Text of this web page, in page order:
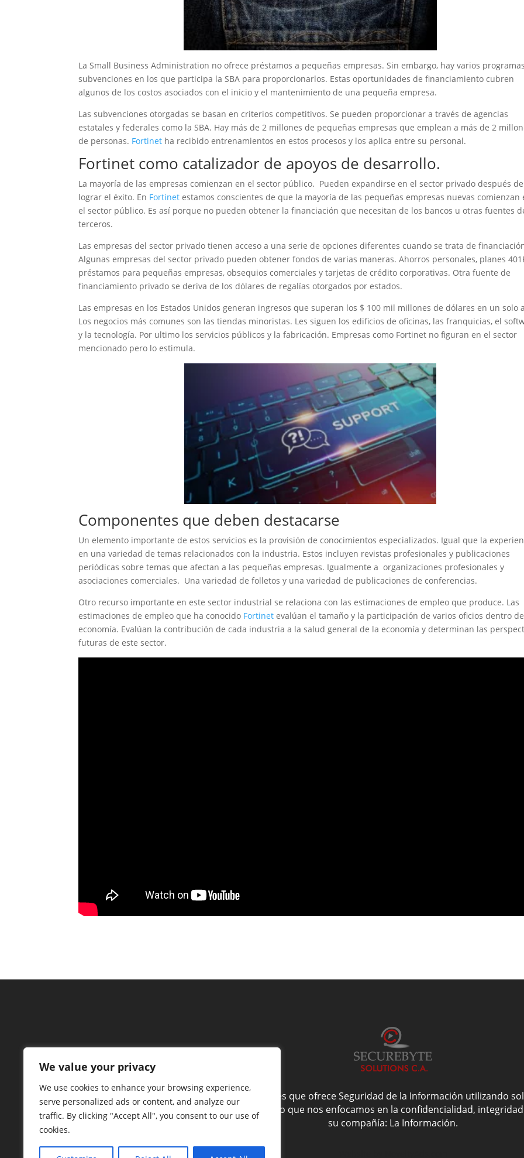
We value your privacy
We use cookies to enhance your browsing experience,
serve personalized ads or content, and analyze our
traffic. By clicking "Accept All", you consent to our use of
cookies.
La Small Business Administration no ofrece préstamos a pequeñas empresas. Sin embargo, hay varios
subvenciones en los que participa la SBA para proporcionarlos. Estas oportunidades de financiamiento cubren
algunos de los costos asociados con el inicio y el mantenimiento de una pequeña empresa.
Las subvenciones otorgadas se basan en criterios competitivos. Se pueden proporcionar a través de agencias
estatales y federales como la SBA. Hay más de 2 millones de pequeñas empresas que emplean a más de 2
de personas. Fortinet ha recibido entrenamientos en estos procesos y los aplica entre su personal.
Fortinet como catalizador de apoyos de desarrollo.
La mayoría de las empresas comienzan en el sector público. Pueden expandirse en el sector privado después de
lograr el éxito. En Fortinet estamos conscientes de que la mayoría de las pequeñas empresas nuevas comienzan
el sector público. Es así porque no pueden obtener la financiación que necesitan de los bancos u otras fuentes
terceros.
Las empresas del sector privado tienen acceso a una serie de opciones diferentes cuando se trata de
Algunas empresas del sector privado pueden obtener fondos de varias maneras. Ahorros personales, planes
préstamos para pequeñas empresas, obsequios comerciales y tarjetas de crédito corporativas. Otra fuente de
financiamiento privado se deriva de los dólares de regalías otorgados por estados.
Las empresas en los Estados Unidos generan ingresos que superan los $ 100 mil millones de dólares en un solo
Los negocios más comunes son las tiendas minoristas. Les siguen los edificios de oficinas, las franquicias, el
y la tecnología. Por ultimo los servicios públicos y la fabricación. Empresas como Fortinet no figuran en el sector
mencionado pero lo estimula.
Componentes que deben destacarse
Un elemento importante de estos servicios es la provisión de conocimientos especializados. Igual que la
en una variedad de temas relacionados con la industria. Estos incluyen revistas profesionales y publicaciones
periódicas sobre temas que afectan a las pequeñas empresas. Igualmente a organizaciones profesionales y
asociaciones comerciales. Una variedad de folletos y una variedad de publicaciones de conferencias.
Otro recurso importante en este sector industrial se relaciona con las estimaciones de empleo que produce. Las
estimaciones de empleo que ha conocido Fortinet evalúan el tamaño y la participación de varios oficios dentro
economía. Evalúan la contribución de cada industria a la salud general de la economía y determinan las
futuras de este sector.
Es una compañía de telecomunicaciones que ofrece Seguridad de la Información utilizando
administrarla de forma confiable, y es por esto que nos enfocamos en la confidencialidad,
su compañía: La Información.